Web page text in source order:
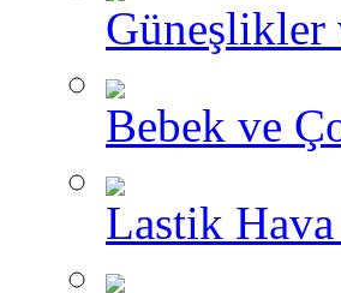
Güneşlikler
Bebek ve
Lastik